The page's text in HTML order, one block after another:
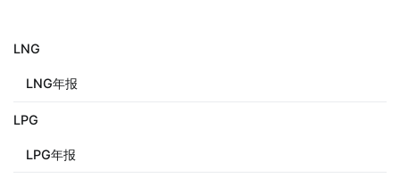
LNG
LNG年报
LPG
LPG年报